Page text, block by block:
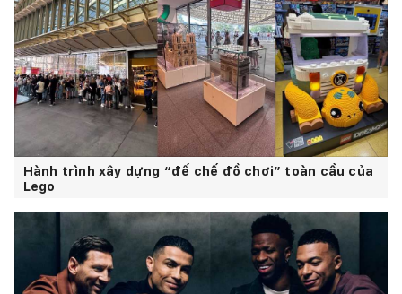
Hành trình xây dựng “đế chế đồ chơi” toàn cầu của
Lego